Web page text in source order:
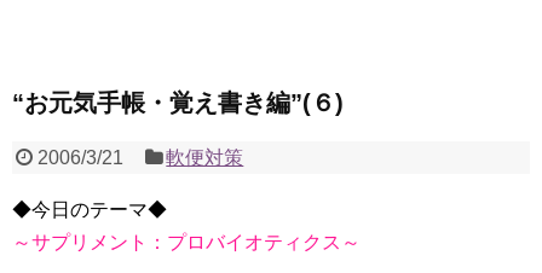
“お元気手帳・覚え書き編”(６)
2006/3/21 軟便対策
◆今日のテーマ◆
～サプリメント：プロバイオティクス～